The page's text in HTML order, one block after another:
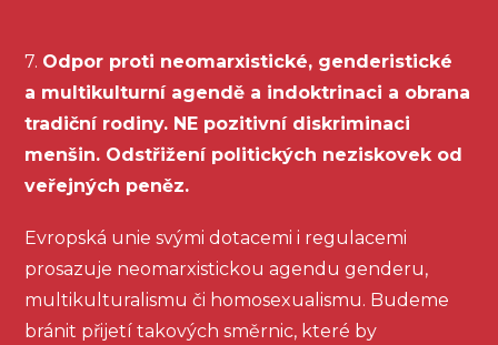
7. Odpor proti neomarxistické, genderistické
a multikulturní agendě a indoktrinaci a obrana
tradiční rodiny. NE pozitivní diskriminaci
menšin. Odstřižení politických neziskovek od
veřejných peněz.
Evropská unie svými dotacemi i regulacemi
prosazuje neomarxistickou agendu genderu,
multikulturalismu či homosexualismu. Budeme
bránit přijetí takových směrnic, které by